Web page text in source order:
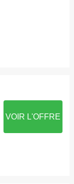
VOIR L'OFFRE